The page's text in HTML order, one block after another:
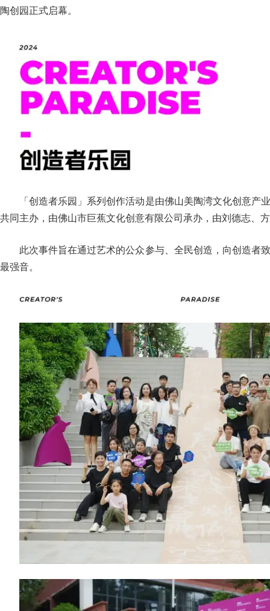
陶创园正式启幕。
「创造者乐园」系列创作活动是由佛山美陶湾文化创意
共同主办，由佛山市巨蕉文化创意有限公司承办，由刘德志、
此次事件旨在通过艺术的公众参与、全民创造，向创造者
最强音。